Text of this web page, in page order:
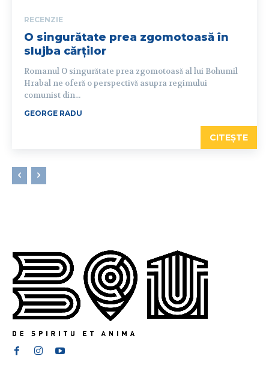
RECENZIE
O singurătate prea zgomotoasă în
slujba cărților
Romanul O singurătate prea zgomotoasă al lui Bohumil
Hrabal ne oferă o perspectivă asupra regimului
comunist din...
GEORGE RADU
CITEȘTE